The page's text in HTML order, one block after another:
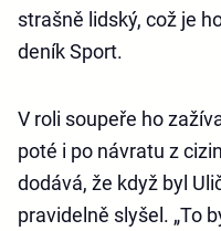
strašně lidský, což je
deník Sport.
V roli soupeře ho
poté i po návratu z
dodává, že když byl
pravidelně slyšel. „To